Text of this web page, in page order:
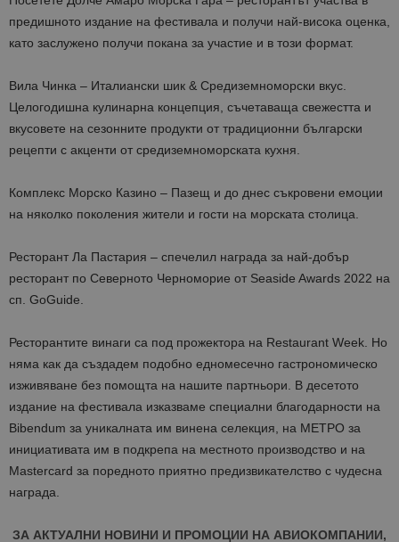
предишното издание на фестивала и получи най-висока оценка,
като заслужено получи покана за участие и в този формат.
Вила Чинка – Италиански шик & Средиземноморски вкус.
Целогодишна кулинарна концепция, съчетаваща свежестта и
вкусовете на сезонните продукти от традиционни български
рецепти с акценти от средиземноморската кухня.
Комплекс Морско Казино – Пазещ и до днес съкровени емоции
на няколко поколения жители и гости на морската столица.
Ресторант Ла Пастария – спечелил награда за най-добър
ресторант по Северното Черноморие от Seaside Awards 2022 на
сп. GoGuide.
Ресторантите винаги са под прожектора на Restaurant Week. Но
няма как да създадем подобно едномесечно гастрономическо
изживяване без помощта на нашите партньори. В десетото
издание на фестивала изказваме специални благодарности на
Bibendum за уникалната им винена селекция, на МЕТРО за
инициативата им в подкрепа на местното производство и на
Mastercard за поредното приятно предизвикателство с чудесна
награда.
ЗА АКТУАЛНИ НОВИНИ И ПРОМОЦИИ НА АВИОКОМПАНИИ,